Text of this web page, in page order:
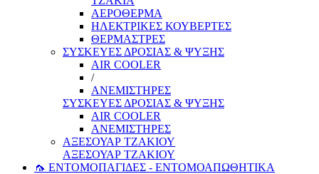
ΑΕΡΟΘΕΡΜΑ
ΗΛΕΚΤΡΙΚΕΣ ΚΟΥΒΕΡΤΕΣ
ΘΕΡΜΑΣΤΡΕΣ
ΣΥΣΚΕΥΕΣ ΔΡΟΣΙΑΣ & ΨΥΞΗΣ
AIR COOLER
/
ΑΝΕΜΙΣΤΗΡΕΣ
ΣΥΣΚΕΥΕΣ ΔΡΟΣΙΑΣ & ΨΥΞΗΣ
AIR COOLER
ΑΝΕΜΙΣΤΗΡΕΣ
ΑΞΕΣΟΥΑΡ ΤΖΑΚΙΟΥ
ΑΞΕΣΟΥΑΡ ΤΖΑΚΙΟΥ
🦟 ΕΝΤΟΜΟΠΑΓΙΔΕΣ - ΕΝΤΟΜΟΑΠΩΘΗΤΙΚΑ